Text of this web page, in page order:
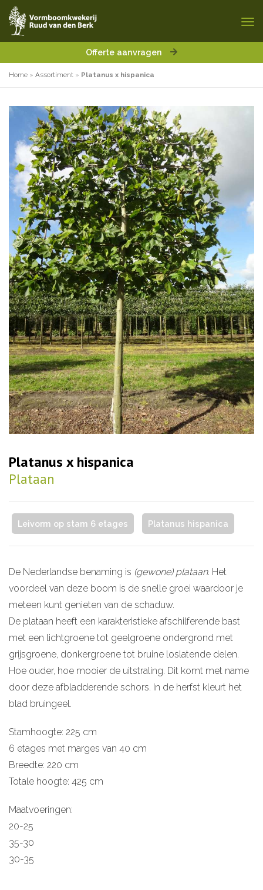
Offerte aanvragen
Home » Assortiment » Platanus x hispanica
Platanus x hispanica
Plataan
Leivorm op stam 6 etages Platanus hispanica
De Nederlandse benaming is (gewone) plataan. Het
voordeel van deze boom is de snelle groei waardoor je
meteen kunt genieten van de schaduw.
De plataan heeft een karakteristieke afschilferende bast
met een lichtgroene tot geelgroene ondergrond met
grijsgroene, donkergroene tot bruine loslatende delen.
Hoe ouder, hoe mooier de uitstraling. Dit komt met name
door deze afbladderende schors. In de herfst kleurt het
blad bruingeel.
Stamhoogte: 225 cm
6 etages met marges van 40 cm
Breedte: 220 cm
Totale hoogte: 425 cm
Maatvoeringen:
20-25
35-30
30-35